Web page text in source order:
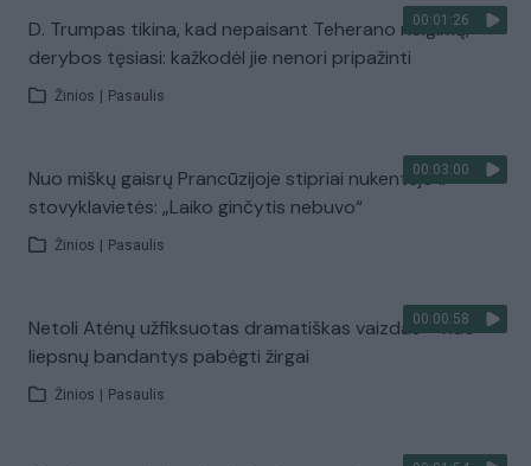
00:01:26
D. Trumpas tikina, kad nepaisant Teherano neigimų,
derybos tęsiasi: kažkodėl jie nenori pripažinti
Žinios Pasaulis
00:03:00
Nuo miškų gaisrų Prancūzijoje stipriai nukentėjo ir
stovyklavietės: „Laiko ginčytis nebuvo“
Žinios Pasaulis
00:00:58
Netoli Atėnų užfiksuotas dramatiškas vaizdas – nuo
liepsnų bandantys pabėgti žirgai
Žinios Pasaulis